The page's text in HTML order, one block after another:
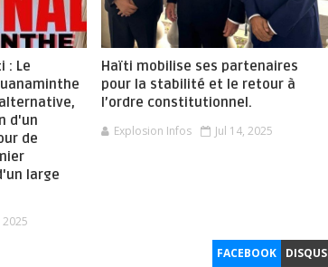
: Le
d'un
de
large
2025
Haïti mobilise ses partenaires
pour la stabilité et le retour à
l’ordre constitutionnel.
Explosion Infos Jul 14, 2025
FACEBOOK DISQUS